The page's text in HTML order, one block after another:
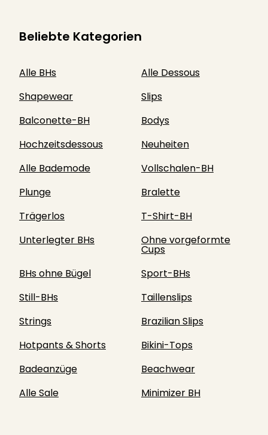
Beliebte Kategorien
Alle BHs
Alle Dessous
Shapewear
Slips
Balconette-BH
Bodys
Hochzeitsdessous
Neuheiten
Alle Bademode
Vollschalen-BH
Plunge
Bralette
Trägerlos
T-Shirt-BH
Unterlegter BHs
Ohne vorgeformte
Cups
BHs ohne Bügel
Sport-BHs
Still-BHs
Taillenslips
Strings
Brazilian Slips
Hotpants & Shorts
Bikini-Tops
Badeanzüge
Beachwear
Alle Sale
Minimizer BH